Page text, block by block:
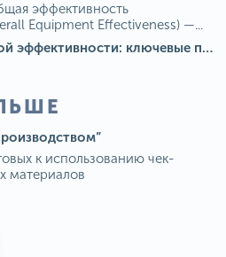
эффективность
Equipment Effectiveness) —...
Измерение операционной эффективности: ключевые показатели для непрерывного совершенствования
к использованию чек-
материалов